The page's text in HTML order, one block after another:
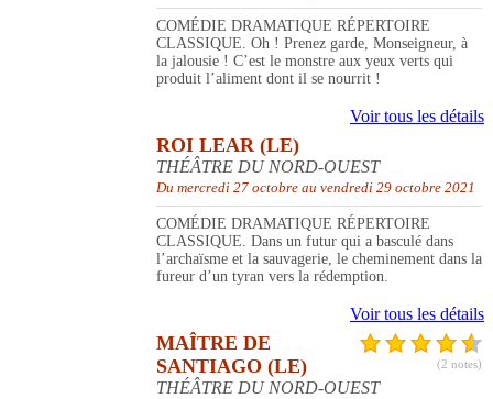
COMÉDIE DRAMATIQUE RÉPERTOIRE
CLASSIQUE. Oh ! Prenez garde, Monseigneur, à
la jalousie ! C’est le monstre aux yeux verts qui
produit l’aliment dont il se nourrit !
Voir tous les détails
ROI LEAR (LE)
THÉÂTRE DU NORD-OUEST
Du mercredi 27 octobre au vendredi 29 octobre 2021
COMÉDIE DRAMATIQUE RÉPERTOIRE
CLASSIQUE. Dans un futur qui a basculé dans
l’archaïsme et la sauvagerie, le cheminement dans la
fureur d’un tyran vers la rédemption.
Voir tous les détails
(2 notes)
MAÎTRE DE
SANTIAGO (LE)
THÉÂTRE DU NORD-OUEST